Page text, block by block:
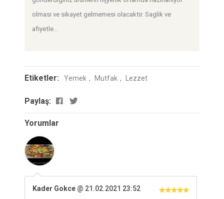
olmasi ve sikayet gelmemesi olacaktir. Saglik ve
afiyetle...
Etiketler: Yemek Mutfak Lezzet
Paylaş:
Yorumlar
Kader Gokce @ 21.02.2021 23:52